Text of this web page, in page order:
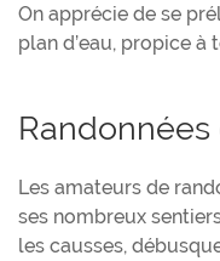
On apprécie de se
plan d’eau, propice
Les amateurs de
ses nombreux
les causses,